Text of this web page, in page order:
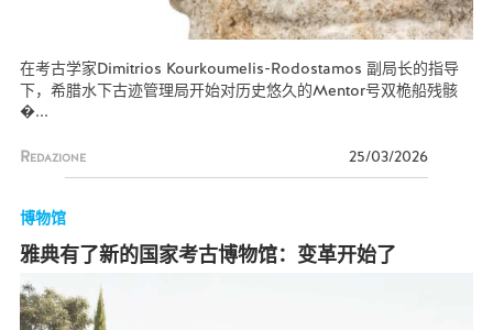
在考古学家Dimitrios Kourkoumelis-Rodostamos 副局长的指导
下，希腊水下古迹管理局开始对历史悠久的Mentor号双桅船残骸
�...
Redazione 25/03/2026
博物馆
雅典有了新的国家考古博物馆：变革开始了